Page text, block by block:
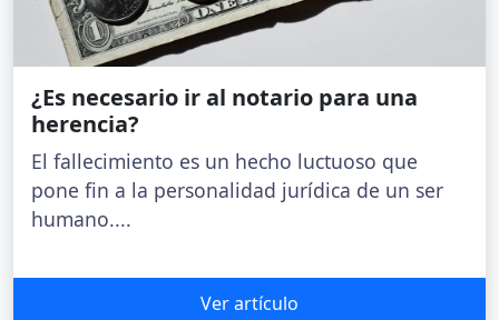
¿Es necesario ir al notario para una
herencia?
El fallecimiento es un hecho luctuoso que
pone fin a la personalidad jurídica de un ser
humano....
Ver artículo